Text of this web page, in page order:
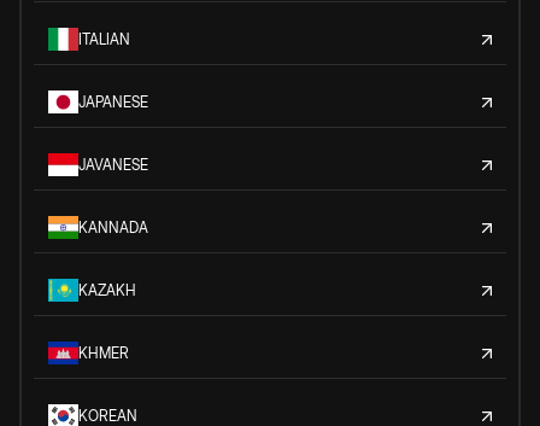
ITALIAN
JAPANESE
JAVANESE
KANNADA
KAZAKH
KHMER
KOREAN